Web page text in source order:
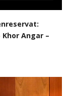
Angar –